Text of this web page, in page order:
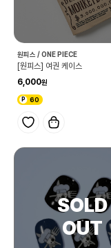
원피스 / ONE PIECE
[원피스] 여권 케이스
6,000
60